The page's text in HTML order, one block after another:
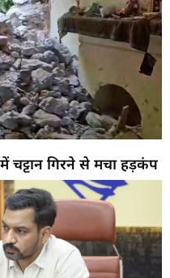
चट्टान गिरने से मचा हड़कंप